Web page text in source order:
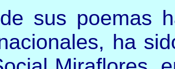
sus poemas
ha